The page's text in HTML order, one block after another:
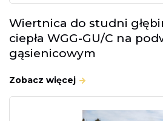
Wiertnica do studni
ciepła WGG-GU/C na
gąsienicowym
Zobacz więcej